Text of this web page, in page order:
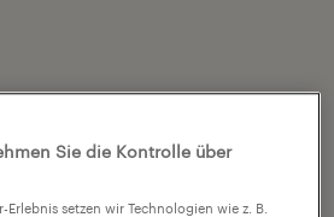
Sie die Kontrolle über
Erlebnis setzen wir Technologien wie z. B.